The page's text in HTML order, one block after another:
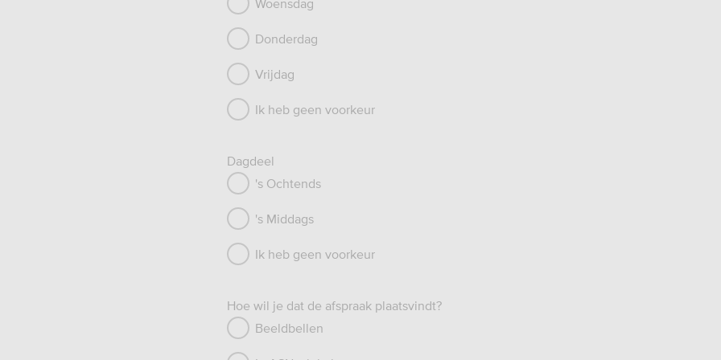
Woensdag
Donderdag
Vrijdag
Ik heb geen voorkeur
Dagdeel
's Ochtends
's Middags
Ik heb geen voorkeur
Hoe wil je dat de afspraak plaatsvindt?
Beeldbellen